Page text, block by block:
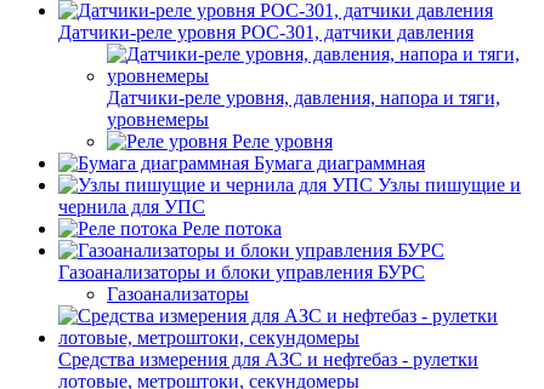
Датчики-реле уровня РОС-301, датчики давления
Датчики-реле уровня, давления, напора и тяги,
уровнемеры
Реле уровня
Бумага диаграммная
Узлы пишущие и
чернила для УПС
Реле потока
Газоанализаторы и блоки управления БУРС
Газоанализаторы
Средства измерения для АЗС и нефтебаз - рулетки
лотовые, метроштоки, секундомеры